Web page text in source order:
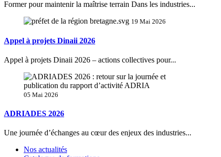
Former pour maintenir la maîtrise terrain Dans les industries...
19 Mai 2026
Appel à projets Dinaii 2026
Appel à projets Dinaii 2026 – actions collectives pour...
05 Mai 2026
ADRIADES 2026
Une journée d’échanges au cœur des enjeux des industries...
Nos actualités